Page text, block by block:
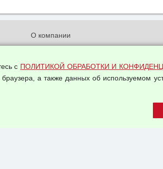
О компании
данных
с ПОЛИТИКОЙ ОБРАБОТКИ И
а также данных об используемом